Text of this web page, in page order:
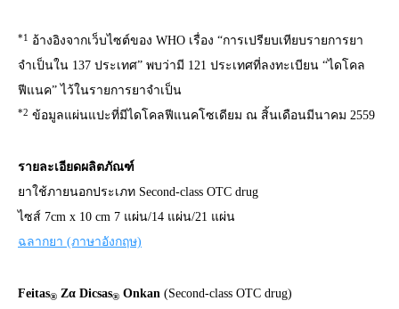
*1
อ้างอิงจากเว็บไซต์ของ WHO เรื่อง “การเปรียบเทียบรายการยา
จำเป็นใน 137 ประเทศ” พบว่ามี 121 ประเทศที่ลงทะเบียน “ไดโคล
ฟีแนค” ไว้ในรายการยาจำเป็น
*2 ข้อมูลแผ่นแปะที่มีไดโคลฟีแนคโซเดียม ณ สิ้นเดือนมีนาคม 2559
รายละเอียดผลิตภัณฑ์
ยาใช้ภายนอกประเภท Second-class OTC drug
ไซส์ 7cm x 10 cm 7 แผ่น/14 แผ่น/21 แผ่น
ฉลากยา (ภาษาอังกฤษ)
Feitas® Zα Dicsas® Onkan (Second-class OTC drug)